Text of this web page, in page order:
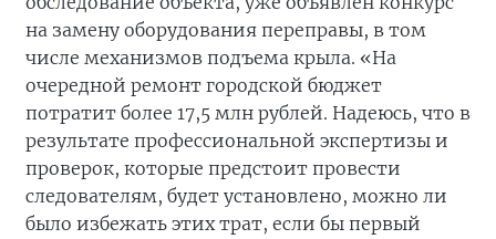
на замену оборудования переправы, в том
числе механизмов подъема крыла. «На
очередной ремонт городской бюджет
потратит более 17,5 млн рублей. Надеюсь, что в
результате профессиональной экспертизы и
проверок, которые предстоит провести
следователям, будет установлено, можно ли
было избежать этих трат, если бы первый